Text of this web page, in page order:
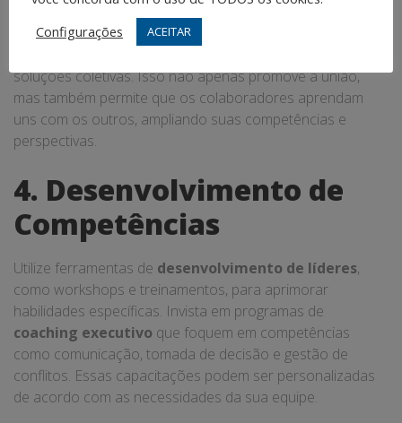
ser uma ferramenta poderosa. Reúna sua equipe para
soluções coletivas. Isso não apenas promove a união,
mas também permite que os colaboradores aprendam
uns com os outros, ampliando suas competências e
perspectivas.
4. Desenvolvimento de
Competências
Utilize ferramentas de desenvolvimento de líderes,
como workshops e treinamentos, para aprimorar
habilidades específicas. Invista em programas de
coaching executivo que foquem em competências
como comunicação, tomada de decisão e gestão de
conflitos. Essas capacitações podem ser personalizadas
de acordo com as necessidades da sua equipe.
Configurações
ACEITAR